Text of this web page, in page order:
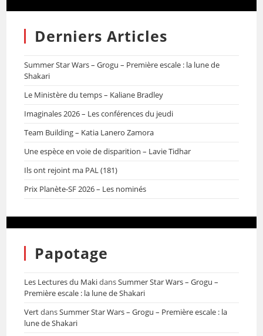
Derniers Articles
Summer Star Wars – Grogu – Première escale : la lune de
Shakari
Le Ministère du temps – Kaliane Bradley
Imaginales 2026 – Les conférences du jeudi
Team Building – Katia Lanero Zamora
Une espèce en voie de disparition – Lavie Tidhar
Ils ont rejoint ma PAL (181)
Prix Planète-SF 2026 – Les nominés
Papotage
Les Lectures du MakidansSummer Star Wars – Grogu –
Première escale : la lune de Shakari
VertdansSummer Star Wars – Grogu – Première escale : la
lune de Shakari